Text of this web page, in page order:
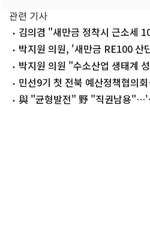
관련 기사
김의겸 "새만금 정착시 근소세
발의박지원 의원, '새만금 RE100 산
박지원 의원 "수소산업 생태계
민선9기 첫 전북 예산정책협의
한목소리
與 "균형발전" 野 "직권남용"…'